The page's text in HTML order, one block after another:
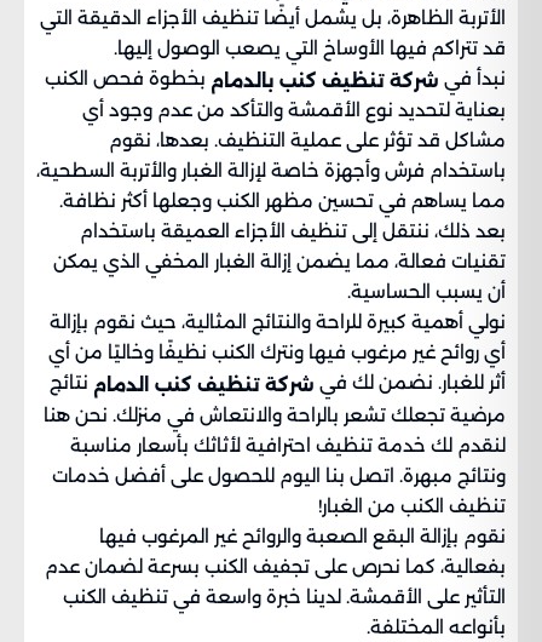
الأتربة الظاهرة، بل يشمل أيضًا تنظيف الأجزاء الدقيقة التي
قد تتراكم فيها الأوساخ التي يصعب الوصول إليها.
نبدأ في شركة تنظيف كنب بالدمام بخطوة فحص الكنب
بعناية لتحديد نوع الأقمشة والتأكد من عدم وجود أي
مشاكل قد تؤثر على عملية التنظيف. بعدها، نقوم
باستخدام فرش وأجهزة خاصة لإزالة الغبار والأتربة السطحية،
مما يساهم في تحسين مظهر الكنب وجعلها أكثر نظافة.
بعد ذلك، ننتقل إلى تنظيف الأجزاء العميقة باستخدام
تقنيات فعالة، مما يضمن إزالة الغبار المخفي الذي يمكن
أن يسبب الحساسية.
نولي أهمية كبيرة للراحة والنتائج المثالية، حيث نقوم بإزالة
أي روائح غير مرغوب فيها ونترك الكنب نظيفًا وخاليًا من أي
أثر للغبار. نضمن لك في شركة تنظيف كنب الدمام نتائج
مرضية تجعلك تشعر بالراحة والانتعاش في منزلك. نحن هنا
لنقدم لك خدمة تنظيف احترافية لأثاثك بأسعار مناسبة
ونتائج مبهرة. اتصل بنا اليوم للحصول على أفضل خدمات
تنظيف الكنب من الغبار!
نقوم بإزالة البقع الصعبة والروائح غير المرغوب فيها
بفعالية، كما نحرص على تجفيف الكنب بسرعة لضمان عدم
التأثير على الأقمشة. لدينا خبرة واسعة في تنظيف الكنب
بأنواعه المختلفة.